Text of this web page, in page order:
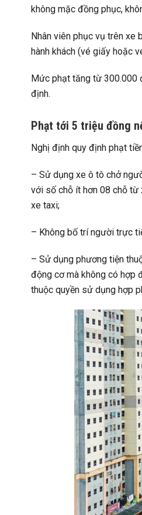
không mặc đồng phục,
Nhân viên phục vụ trên xe
hành khách (vé giấy hoặc
Mức phạt tăng từ 300.000
định.
Phạt tới 5 triệu đồng
Nghị định quy định phạt
– Sử dụng xe ô tô chở
với số chỗ ít hơn 08 chỗ từ
xe taxi;
– Không bố trí người trực
– Sử dụng phương tiện
động cơ mà không có hợp
thuộc quyền sử dụng hợp